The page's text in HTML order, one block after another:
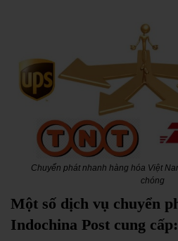
Chuyển phát nhanh hàng hóa Việt
chóng
Một số dịch vụ chuyển
Indochina Post cung cấp: